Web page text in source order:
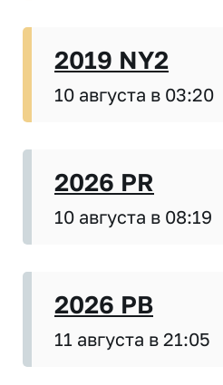
2019 NY2
10 августа в 03:20
2026 PR
10 августа в 08:19
2026 PB
11 августа в 21:05